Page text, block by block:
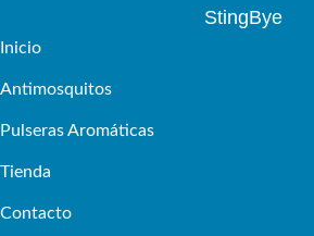
StingBye
Inicio
Antimosquitos
Pulseras Aromáticas
Tienda
Contacto